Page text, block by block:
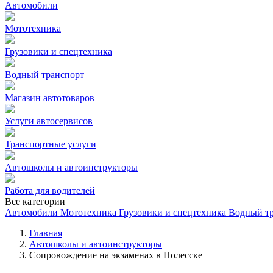
Автомобили
Мототехника
Грузовики и спецтехника
Водный транспорт
Магазин автотоваров
Услуги автосервисов
Транспортные услуги
Автошколы и автоинструкторы
Работа для водителей
Все категории
Автомобили Мототехника Грузовики и спецтехника Водный
Главная
Автошколы и автоинструкторы
Сопровождение на экзаменах в Полесске